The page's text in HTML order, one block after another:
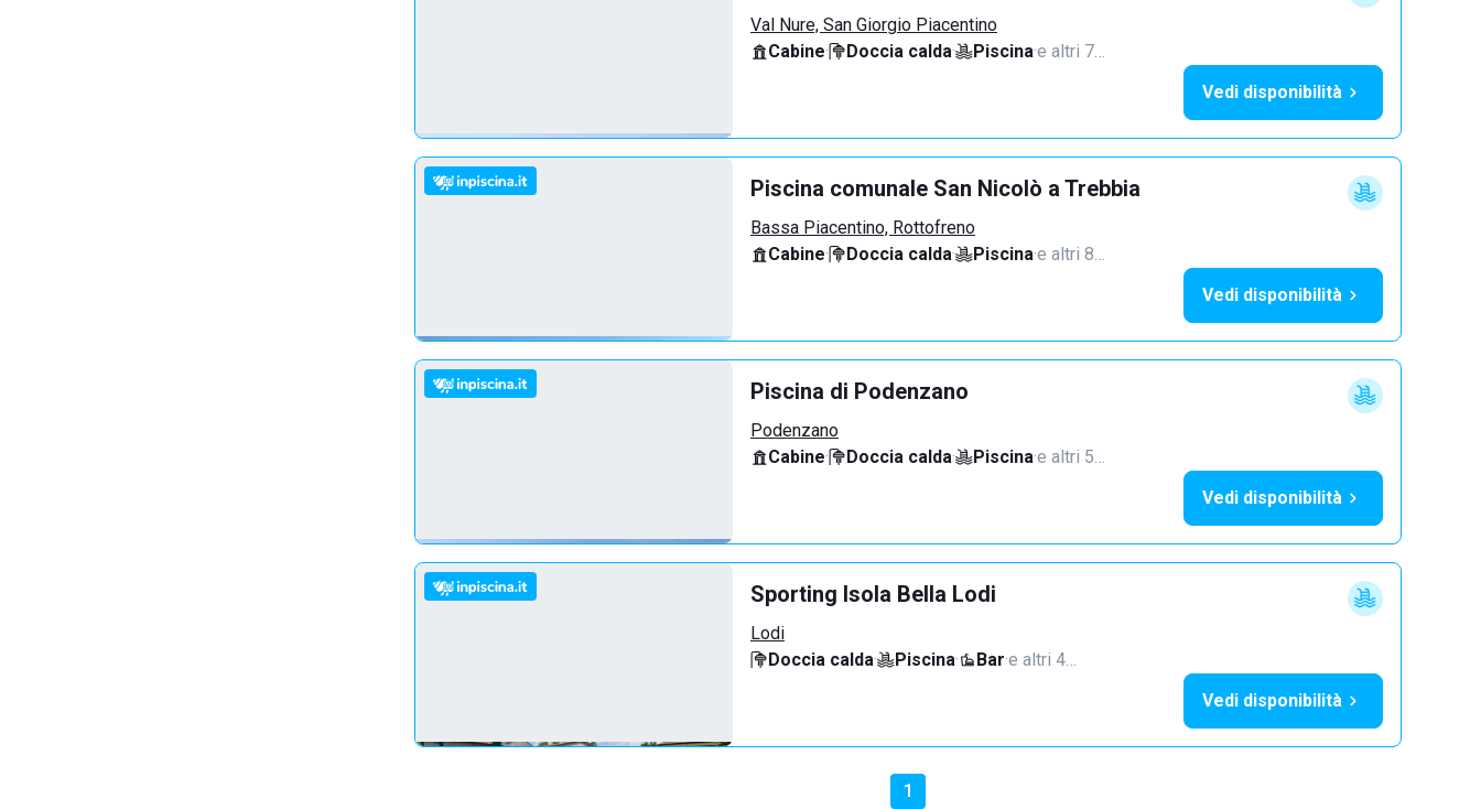
Val Nure, San Giorgio Piacentino
Cabine· Doccia calda· Piscina·e altri 7…
Vedi disponibilità
Piscina comunale San Nicolò a Trebbia
Bassa Piacentino, Rottofreno
Cabine· Doccia calda· Piscina·e altri 8…
Vedi disponibilità
Piscina di Podenzano
Podenzano
Cabine· Doccia calda· Piscina·e altri 5…
Vedi disponibilità
Sporting Isola Bella Lodi
Lodi
Doccia calda· Piscina· Bar·e altri 4…
Vedi disponibilità
1